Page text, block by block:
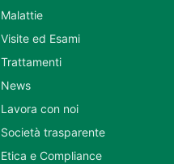
Malattie
Visite ed Esami
Trattamenti
News
Lavora con noi
Società trasparente
Etica e Compliance